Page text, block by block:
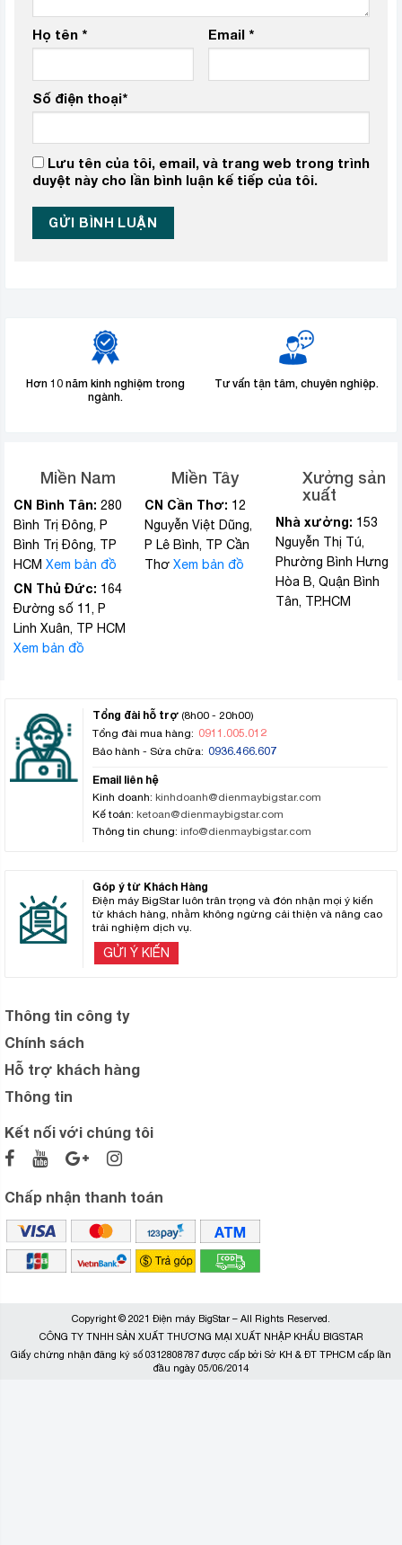
Họ tên * Email *
Số điện thoại*
Lưu tên của tôi, email, và trang web trong trình
duyệt này cho lần bình luận kế tiếp của tôi.
Hơn 10 năm kinh nghiệm trong
ngành.
Tư vấn tận tâm, chuyên nghiệp.
Miền Nam
CN Bình Tân: 280
Bình Trị Đông, P
Bình Trị Đông, TP
HCM Xem bản đồ
CN Thủ Đức: 164
Đường số 11, P
Linh Xuân, TP HCM
Xem bản đồ
Miền Tây
CN Cần Thơ: 12
Nguyễn Việt Dũng,
P Lê Bình, TP Cần
Thơ Xem bản đồ
Xưởng sản
xuất
Nhà xưởng: 153
Nguyễn Thị Tú,
Phường Bình Hưng
Hòa B, Quận Bình
Tân, TP.HCM
Tổng đài hỗ trợ (8h00 - 20h00)
Tổng đài mua hàng: 0911.005.012
Bảo hành - Sửa chữa: 0936.466.607
Email liên hệ
Kinh doanh: kinhdoanh@dienmaybigstar.com
Kế toán: ketoan@dienmaybigstar.com
Thông tin chung: info@dienmaybigstar.com
Góp ý từ Khách Hàng
Điện máy BigStar luôn trân trọng và đón nhận mọi ý kiến
từ khách hàng, nhằm không ngừng cải thiện và nâng cao
trải nghiệm dịch vụ.
GỬI Ý KIẾN
Thông tin công ty
Chính sách
Hỗ trợ khách hàng
Thông tin
Kết nối với chúng tôi
Chấp nhận thanh toán
Copyright © 2021 Điện máy BigStar – All Rights Reserved.
CÔNG TY TNHH SẢN XUẤT THƯƠNG MẠI XUẤT NHẬP KHẨU BIGSTAR
Giấy chứng nhận đăng ký số 0312808787 được cấp bởi Sở KH & ĐT TPHCM cấp lần
đầu ngày 05/06/2014